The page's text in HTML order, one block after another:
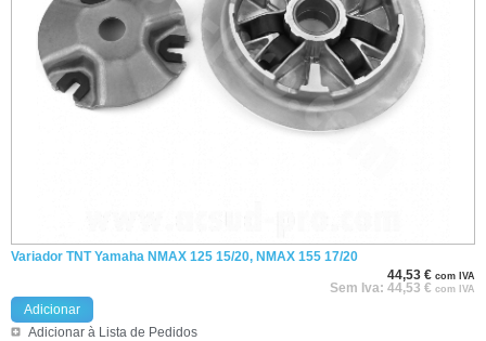
Variador TNT Yamaha NMAX 125 15/20, NMAX 155 17/20
44,53 € com IVA
Sem Iva: 44,53 € com IVA
Adicionar
Adicionar à Lista de Pedidos